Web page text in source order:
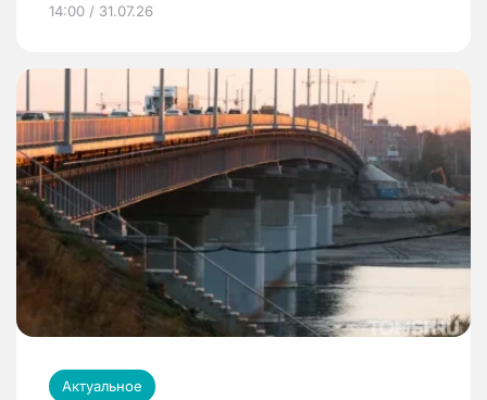
14:00 / 31.07.26
Актуальное